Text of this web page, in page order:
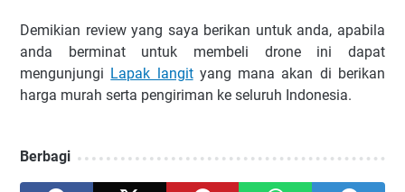
Demikian review yang saya berikan untuk anda, apabila
anda berminat untuk membeli drone ini dapat
mengunjungi Lapak langityang mana akan di berikan
harga murah serta pengiriman ke seluruh Indonesia.
Berbagi